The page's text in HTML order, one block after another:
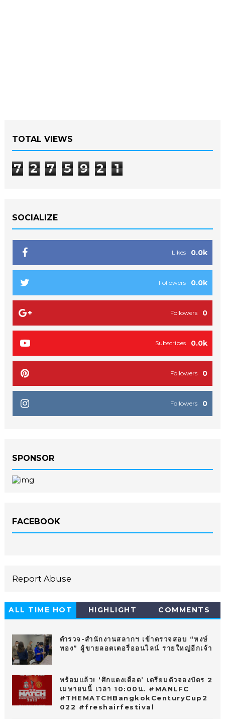
TOTAL VIEWS
7 2 7 5 9 2 1
SOCIALIZE
0.0k
Likes
0.0k
Followers
0
Followers
0.0k
Subscribes
0
Followers
0
Followers
SPONSOR
FACEBOOK
Report Abuse
ALL TIME HOT
HIGHLIGHT COMMENTS
ตำรวจ-สำนักงานสลากฯ เข้าตรวจสอบ “หงษ์
ทอง” ผู้ขายลอตเตอรี่ออนไลน์ รายใหญ่อีกเจ้า
พร้อมแล้ว! ‘ศึกแดงเดือด’ เตรียมตัวจองบัตร 2
เมษายนนี้ เวลา 10:00น. #MANLFC
#THEMATCHBangkokCenturyCup2
022 #freshairfestival